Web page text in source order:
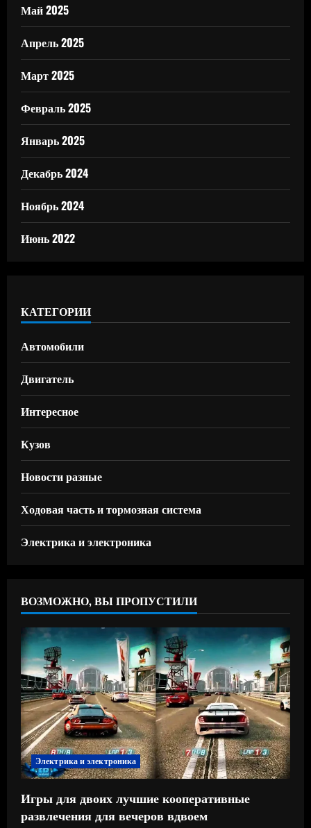
Май 2025
Апрель 2025
Март 2025
Февраль 2025
Январь 2025
Декабрь 2024
Ноябрь 2024
Июнь 2022
КАТЕГОРИИ
Автомобили
Двигатель
Интересное
Кузов
Новости разные
Ходовая часть и тормозная система
Электрика и электроника
ВОЗМОЖНО, ВЫ ПРОПУСТИЛИ
Электрика и электроника
Игры для двоих лучшие кооперативные
развлечения для вечеров вдвоем